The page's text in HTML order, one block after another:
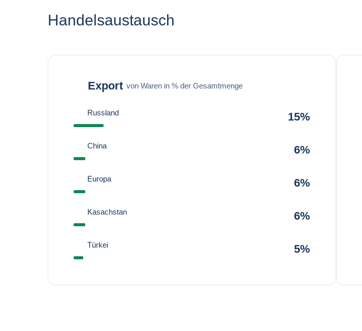
Handelsaustausch
Export von Waren in % der Gesamtmenge
Russland 15%
China 6%
Europa 6%
Kasachstan 6%
Türkei 5%